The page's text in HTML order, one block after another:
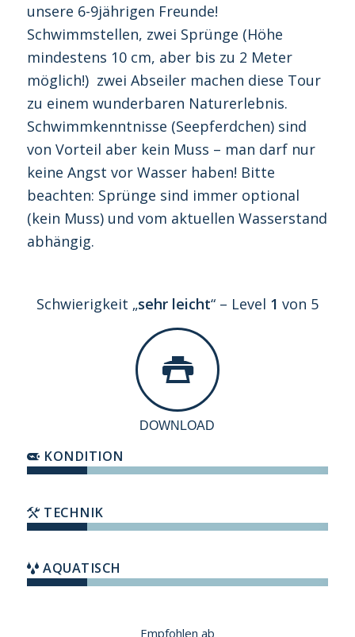
unsere 6-9jährigen Freunde!
Schwimmstellen, zwei Sprünge (Höhe
mindestens 10 cm, aber bis zu 2 Meter
möglich!) zwei Abseiler machen diese Tour
zu einem wunderbaren Naturerlebnis.
Schwimmkenntnisse (Seepferdchen) sind
von Vorteil aber kein Muss – man darf nur
keine Angst vor Wasser haben! Bitte
beachten: Sprünge sind immer optional
(kein Muss) und vom aktuellen Wasserstand
abhängig.
Schwierigkeit „sehr leicht“ – Level 1 von 5
DOWNLOAD
KONDITION
TECHNIK
AQUATISCH
Empfohlen ab